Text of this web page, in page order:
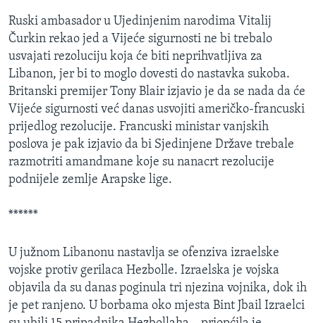
Jezici
Ruski ambasador u Ujedinjenim narodima Vitalij
Čurkin rekao jed a Vijeće sigurnosti ne bi trebalo
usvajati rezoluciju koja će biti neprihvatljiva za
Libanon, jer bi to moglo dovesti do nastavka sukoba.
Britanski premijer Tony Blair izjavio je da se nada da će
Vijeće sigurnosti već danas usvojiti američko-francuski
prijedlog rezolucije. Francuski ministar vanjskih
poslova je pak izjavio da bi Sjedinjene Države trebale
razmotriti amandmane koje su nanacrt rezolucije
podnijele zemlje Arapske lige.
******
U južnom Libanonu nastavlja se ofenziva izraelske
vojske protiv gerilaca Hezbolle. Izraelska je vojska
objavila da su danas poginula tri njezina vojnika, dok ih
je pet ranjeno. U borbama oko mjesta Bint Jbail Izraelci